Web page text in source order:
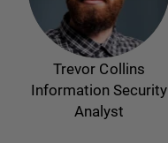
Trevor Collins
Information Security
Analyst